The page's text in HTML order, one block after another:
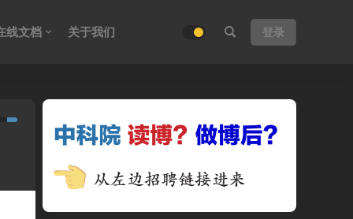
线文档 关于我们 登录